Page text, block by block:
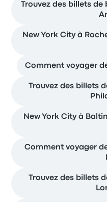
Trouvez des billets de
New York City à
Comment voyager
Trouvez des billets
New York City à
Comment voyager
Trouvez des billets